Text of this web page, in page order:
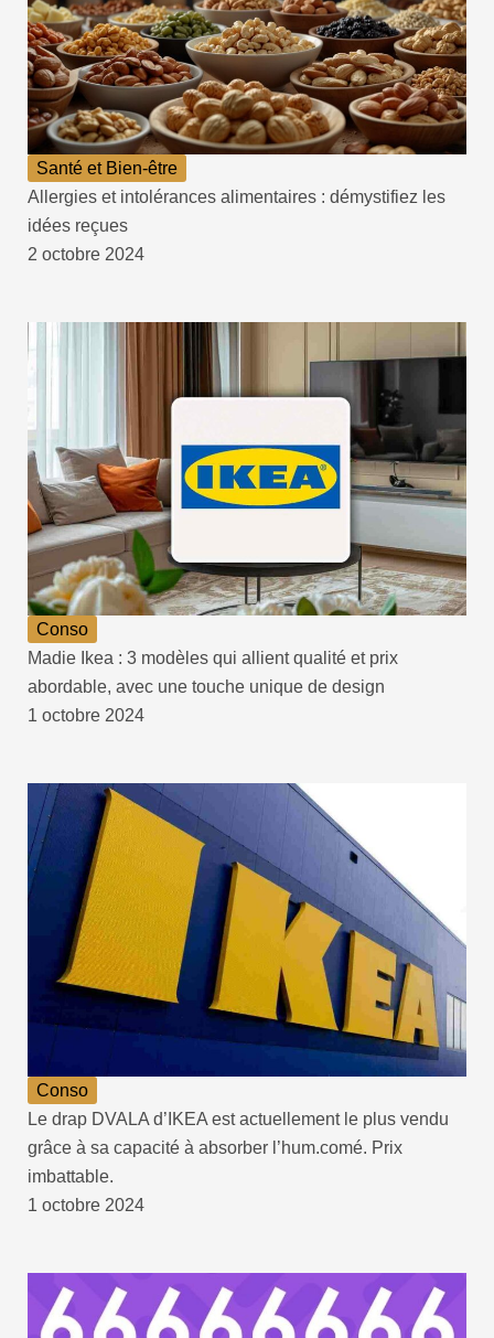
Santé et Bien-être
Allergies et intolérances alimentaires : démystifiez les
idées reçues
2 octobre 2024
Conso
Madie Ikea : 3 modèles qui allient qualité et prix
abordable, avec une touche unique de design
1 octobre 2024
Conso
Le drap DVALA d’IKEA est actuellement le plus vendu
grâce à sa capacité à absorber l’hum.comé. Prix
imbattable.
1 octobre 2024